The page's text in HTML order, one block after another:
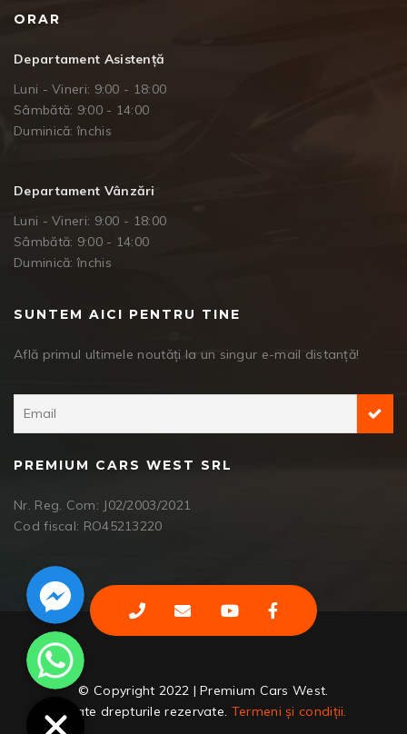
ORAR
Departament Asistență
Luni - Vineri: 9:00 - 18:00
Sâmbătă: 9:00 - 14:00
Duminică: închis
Departament Vânzări
Luni - Vineri: 9:00 - 18:00
Sâmbătă: 9:00 - 14:00
Duminică: închis
SUNTEM AICI PENTRU TINE
Află primul ultimele noutăți la un singur e-mail distanță!
PREMIUM CARS WEST SRL
Nr. Reg. Com: J02/2003/2021
Cod fiscal: RO45213220
© Copyright 2022 | Premium Cars West.
Toate drepturile rezervate. Termeni și condiții.
Facebook Messenger
WhatsApp